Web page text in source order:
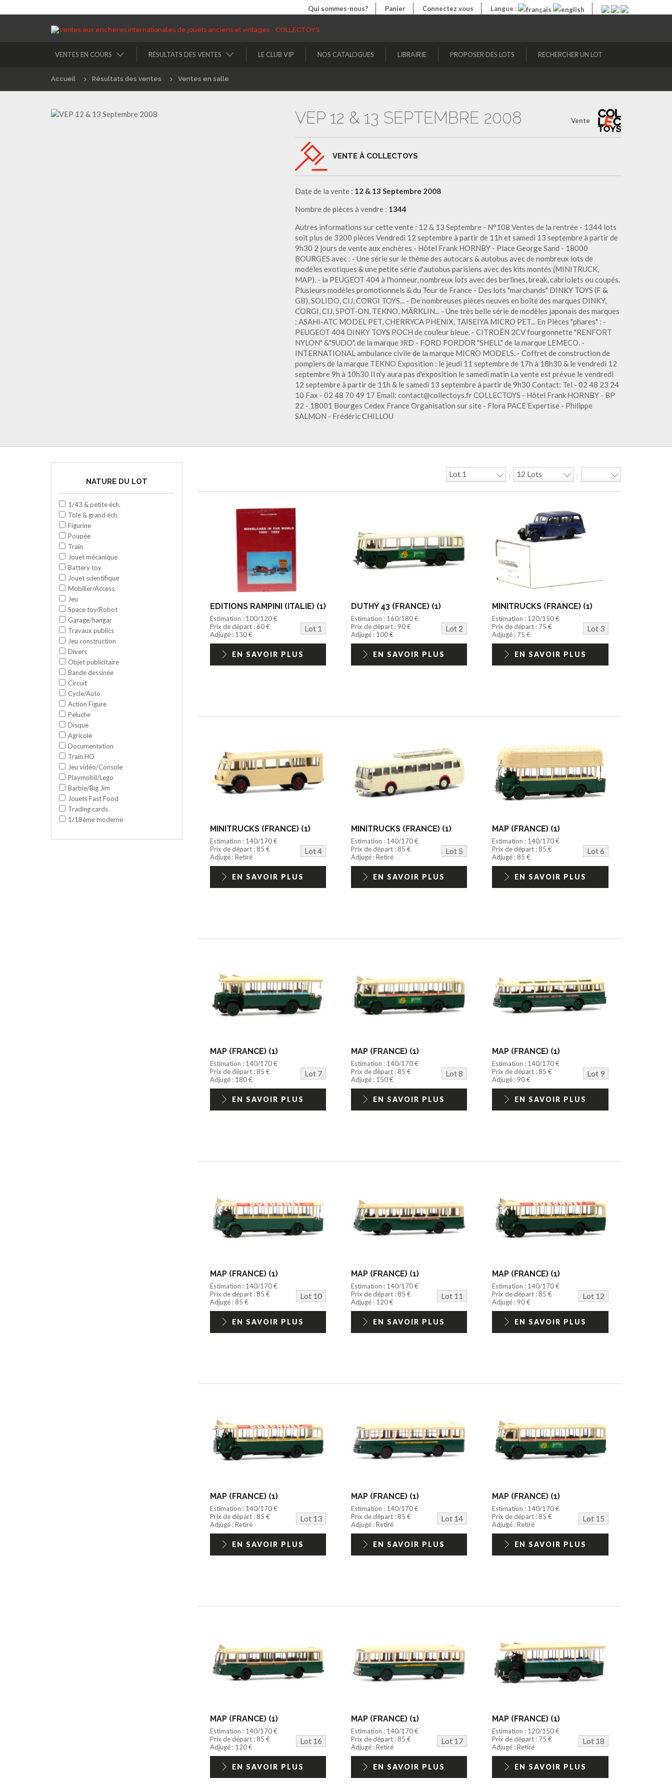
Qui sommes-nous? Panier Connectez vous Langue :
VENTES EN COURS RÉSULTATS DES VENTES LE CLUB VIP NOS CATALOGUES LIBRAIRIE PROPOSER DES LOTS RECHERCHER UN LOT
Accueil Résultats des ventes Ventes en salle
Vente
VEP 12 & 13 SEPTEMBRE 2008
VENTE À COLLECTOYS
Date de la vente : 12 & 13 Septembre 2008
Nombre de pièces à vendre : 1344
Autres informations sur cette vente : 12 & 13 Septembre - N°108 Ventes de la rentrée - 1344 lots
soit plus de 3200 pièces Vendredi 12 septembre à partir de 11h et samedi 13 septembre à partir de
9h30 2 jours de vente aux enchères - Hôtel Frank HORNBY - Place George Sand - 18000
BOURGES avec : - Une série sur le thème des autocars & autobus avec de nombreux lots de
modèles exotiques & une petite série d'autobus parisiens avec des kits montés (MINITRUCK,
MAP). - la PEUGEOT 404 à l'honneur, nombreux lots avec des berlines, break, cabriolets ou coupés.
Plusieurs modèles promotionnels & du Tour de France - Des lots "marchands" DINKY TOYS (F &
GB), SOLIDO, CIJ, CORGI TOYS... - De nombreuses pièces neuves en boîte des marques DINKY,
CORGI, CIJ, SPOT-ON, TEKNO, MÄRKLIN... - Une très belle série de modèles japonais des marques
: ASAHI-ATC MODEL PET, CHERRYCA PHENIX, TAISEIYA MICRO PET... En Pièces "phares" : -
PEUGEOT 404 DINKY TOYS POCH de couleur bleue. - CITROËN 2CV fourgonnette "RENFORT
NYLON" &"SUDO". de la marque JRD - FORD FORDOR "SHELL" de la marque LEMECO. -
INTERNATIONAL ambulance civile de la marque MICRO MODELS. - Coffret de construction de
pompiers de la marque TEKNO Exposition : le jeudi 11 septembre de 17h à 18h30 & le vendredi 12
septembre 9h à 10h30 Il n'y aura pas d'exposition le samedi matin La vente est prévue le vendredi
12 septembre à partir de 11h & le samedi 13 septembre à partir de 9h30 Contact: Tel - 02 48 23 24
10 Fax - 02 48 70 49 17 Email: contact@collectoys.fr COLLECTOYS - Hôtel Frank HORNBY - BP
22 - 18001 Bourges Cedex France Organisation sur site - Flora PACE Expertise - Philippe
SALMON - Frédéric CHILLOU
NATURE DU LOT
1/43 & petite éch.
Tole & grand éch.
Figurine
Poupée
Train
Jouet mécanique
Battery toy
Jouet scientifique
Mobilier/Access.
Jeu
Space toy/Robot
Garage/hangar
Travaux publics
Jeu construction
Divers
Objet publicitaire
Bande dessinée
Circuit
Cycle/Auto
Action Figure
Peluche
Disque
Agricole
Documentation
Train HO
Jeu vidéo/Console
Playmobil/Lego
Barbie/Big Jim
Jouets Fast Food
Trading cards
1/18ème moderne
EDITIONS RAMPINI (ITALIE) (1)
Estimation : 100/120 €
Prix de départ : 60 €
Lot 1
Adjugé : 130 €
EN SAVOIR PLUS
DUTHY 43 (FRANCE) (1)
Estimation : 160/180 €
Prix de départ : 90 €
Lot 2
Adjugé : 100 €
EN SAVOIR PLUS
MINITRUCKS (FRANCE) (1)
Estimation : 120/150 €
Prix de départ : 75 €
Lot 3
Adjugé : 75 €
EN SAVOIR PLUS
MINITRUCKS (FRANCE) (1)
Estimation : 140/170 €
Prix de départ : 85 €
Lot 4
Adjugé : Retiré
EN SAVOIR PLUS
MINITRUCKS (FRANCE) (1)
Estimation : 140/170 €
Prix de départ : 85 €
Lot 5
Adjugé : Retiré
EN SAVOIR PLUS
MAP (FRANCE) (1)
Estimation : 140/170 €
Prix de départ : 85 €
Lot 6
Adjugé : 85 €
EN SAVOIR PLUS
MAP (FRANCE) (1)
Estimation : 140/170 €
Prix de départ : 85 €
Lot 7
Adjugé : 180 €
EN SAVOIR PLUS
MAP (FRANCE) (1)
Estimation : 140/170 €
Prix de départ : 85 €
Lot 8
Adjugé : 150 €
EN SAVOIR PLUS
MAP (FRANCE) (1)
Estimation : 140/170 €
Prix de départ : 85 €
Lot 9
Adjugé : 90 €
EN SAVOIR PLUS
MAP (FRANCE) (1)
Estimation : 140/170 €
Prix de départ : 85 €
Lot 10
Adjugé : 85 €
EN SAVOIR PLUS
MAP (FRANCE) (1)
Estimation : 140/170 €
Prix de départ : 85 €
Lot 11
Adjugé : 120 €
EN SAVOIR PLUS
MAP (FRANCE) (1)
Estimation : 140/170 €
Prix de départ : 85 €
Lot 12
Adjugé : 90 €
EN SAVOIR PLUS
MAP (FRANCE) (1)
Estimation : 140/170 €
Prix de départ : 85 €
Lot 13
Adjugé : Retiré
EN SAVOIR PLUS
MAP (FRANCE) (1)
Estimation : 140/170 €
Prix de départ : 85 €
Lot 14
Adjugé : Retiré
EN SAVOIR PLUS
MAP (FRANCE) (1)
Estimation : 140/170 €
Prix de départ : 85 €
Lot 15
Adjugé : Retiré
EN SAVOIR PLUS
MAP (FRANCE) (1)
Estimation : 140/170 €
Prix de départ : 85 €
Lot 16
Adjugé : 120 €
EN SAVOIR PLUS
MAP (FRANCE) (1)
Estimation : 140/170 €
Prix de départ : 85 €
Lot 17
Adjugé : Retiré
EN SAVOIR PLUS
MAP (FRANCE) (1)
Estimation : 120/150 €
Prix de départ : 75 €
Lot 18
Adjugé : Retiré
EN SAVOIR PLUS